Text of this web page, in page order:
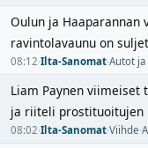
Oulun ja Haaparannan
ravintolavaunu on
08:12·Ilta-Sanomat·Autot
Liam Paynen viimeiset
ja riiteli prostituoitujen
08:02·Ilta-Sanomat·Viihde·